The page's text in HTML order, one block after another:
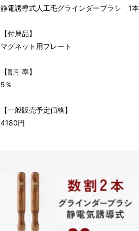
静電誘導式人工毛グラインダーブラシ 1本
【付属品】
マグネット用プレート
【割引率】
5％
【一般販売予定価格】
4180円